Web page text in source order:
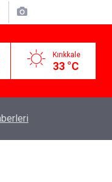
Kırıkkale
33 °C
altyapı